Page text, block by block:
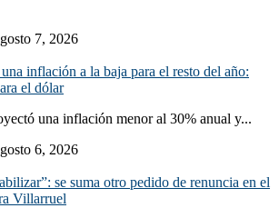
7, 2026
inflación a la baja para el resto del año:
el dólar
una inflación menor al 30% anual y...
6, 2026
se suma otro pedido de renuncia en el
Villarruel